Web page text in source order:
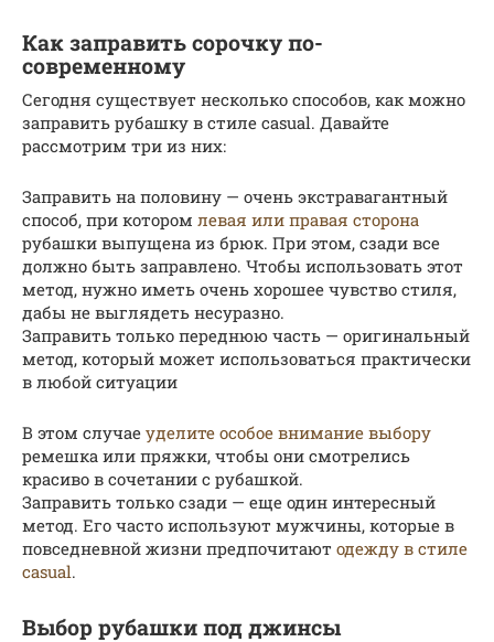
Как заправить сорочку по-
современному
Сегодня существует несколько способов, как можно
заправить рубашку в стиле casual. Давайте
рассмотрим три из них:
Заправить на половину — очень экстравагантный
способ, при котором левая или правая сторона
рубашки выпущена из брюк. При этом, сзади все
должно быть заправлено. Чтобы использовать этот
метод, нужно иметь очень хорошее чувство стиля,
дабы не выглядеть несуразно.
Заправить только переднюю часть — оригинальный
метод, который может использоваться практически
в любой ситуации
В этом случае уделите особое внимание выбору
ремешка или пряжки, чтобы они смотрелись
красиво в сочетании с рубашкой.
Заправить только сзади — еще один интересный
метод. Его часто используют мужчины, которые в
повседневной жизни предпочитают одежду в стиле
casual.
Выбор рубашки под джинсы